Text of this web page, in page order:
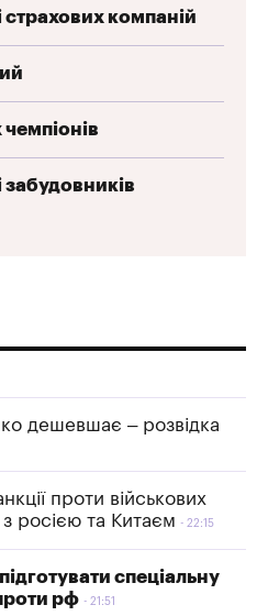
страхових компаній
забудовників
дешевшає – розвідка
проти військових
росією та Китаєм
22:15
спеціальну
рф
21:51